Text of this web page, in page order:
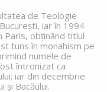
Apostolul zilei
nostru Iisus
Duhului Sfânt, ca
în rugăciuni către
de Teologie
iar în 1994
Paris, obţinând titlul
tuns în monahism pe
numele de
întronizat ca
iar din decembrie
și Bacăului.